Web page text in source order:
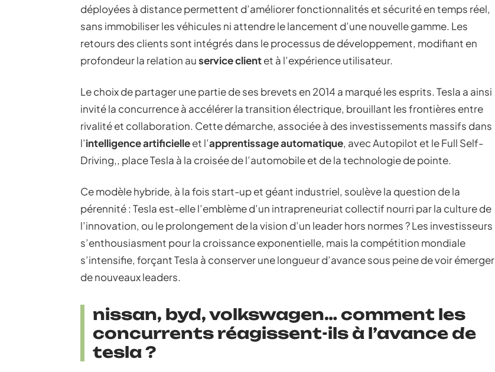
déployées à distance permettent d’améliorer fonctionnalités et sécurité en temps réel,
sans immobiliser les véhicules ni attendre le lancement d’une nouvelle gamme. Les
retours des clients sont intégrés dans le processus de développement, modifiant en
profondeur la relation auservice clientet à l’expérience utilisateur.
Le choix de partager une partie de ses brevets en 2014 a marqué les esprits. Tesla a ainsi
invité la concurrence à accélérer la transition électrique, brouillant les frontières entre
rivalité et collaboration. Cette démarche, associée à des investissements massifs dans
l’intelligence artificielleet l’apprentissage automatique, avec Autopilot et le Full Self-
Driving,, place Tesla à la croisée de l’automobile et de la technologie de pointe.
Ce modèle hybride, à la fois start-up et géant industriel, soulève la question de la
pérennité : Tesla est-elle l’emblème d’un intrapreneuriat collectif nourri par la culture de
l’innovation, ou le prolongement de la vision d’un leader hors normes ? Les investisseurs
s’enthousiasment pour la croissance exponentielle, mais la compétition mondiale
s’intensifie, forçant Tesla à conserver une longueur d’avance sous peine de voir émerger
de nouveaux leaders.
nissan, byd, volkswagen… comment les
concurrents réagissent-ils à l’avance de
tesla ?